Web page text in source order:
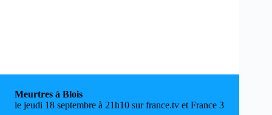
Meurtres à Blois
le jeudi 18 septembre à 21h10 sur france.tv et France 3